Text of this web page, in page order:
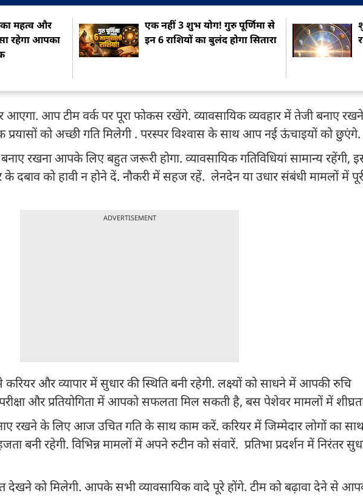
का महत्व और
रहेगा आपका
एक नहीं 3 शुभ योग! गुरु पूर्णिमा से
इन 6 राशियों का बुलंद होगा सितारा
आएगा. आप टीम वर्क पर पूरा फोकस रखेंगे. व्यावसायिक व्यवहार में तेजी बनाए
प्रयासों को अच्छी गति मिलेगी . परस्पर विश्वास के साथ आप नई ऊंचाइयों को छुएंगे.
रखना आपके लिए बहुत जरूरी होगा. व्यावसायिक गतिविधियां सामान्य रहेंगी,
के दबाव को हावी न होने दें. नौकरी में सहज रहें. लेनदेन या उधार संबंधी मामलों में
ADVERTISEMENT
और व्यापार में सुधार की स्थिति बनी रहेगी. लक्ष्यों को साधने में आपकी रुचि
और प्रतियोगिता में आपको सफलता मिल सकती है, बस पेशेवर मामलों में
रखने के लिए आज उचित गति के साथ काम करें. करियर में जिम्मेदार लोगों का
रहेगी. विभिन्न मामलों में अपने रुटीन को संवारें. प्रतिभा प्रदर्शन में निरंतर
देखने को मिलेगी. आपके सभी व्यावसायिक वादे पूरे होंगे. टीम को बढ़ावा देने से